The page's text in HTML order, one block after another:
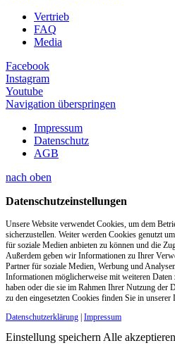
Vertrieb
FAQ
Media
Facebook
Instagram
Youtube
Navigation überspringen
Impressum
Datenschutz
AGB
nach oben
Datenschutzeinstellungen
Unsere Website verwendet Cookies, um dem
sicherzustellen. Weiter werden Cookies genutzt
für soziale Medien anbieten zu können und die
Außerdem geben wir Informationen zu Ihrer
Partner für soziale Medien, Werbung und
Informationen möglicherweise mit weiteren Daten
haben oder die sie im Rahmen Ihrer Nutzung der
zu den eingesetzten Cookies finden Sie in unserer
Datenschutzerklärung Impressum
Einstellung speichern Alle akzeptieren